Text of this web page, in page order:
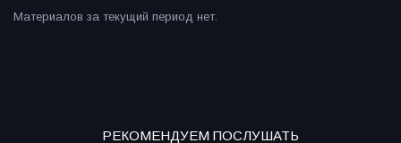
Материалов за текущий период нет.
РЕКОМЕНДУЕМ ПОСЛУШАТЬ